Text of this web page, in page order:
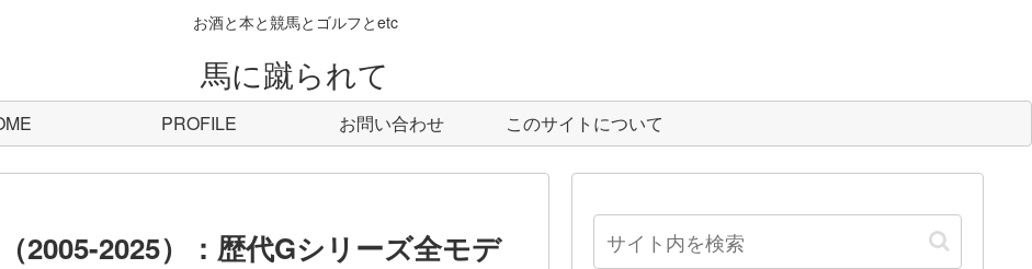
お酒と本と競馬とゴルフとetc
馬に蹴られて
PROFILE お問い合わせ このサイトについて
2005-2025）：歴代Gシリーズ全モデ